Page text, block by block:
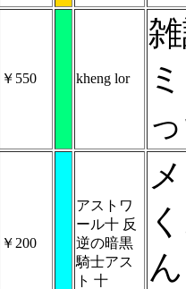
￥550 kheng lor
￥200
アストワ
ール十 反
逆の暗黒
騎士アス
ト 十